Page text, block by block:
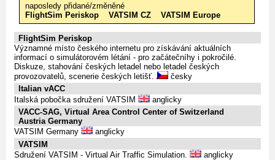
naposledy přidané/změněné
FlightSim Periskop
VATSIM CZ VATSIM Europe
FlightSim Periskop
Významné místo českého internetu pro získávání aktuálních
informací o simulátorovém létání - pro začátečníhy i pokročilé.
Diskuze, stahování českých letadel nebo letadel českých
provozovatelů, scenerie českých letišť.
česky
Italian vACC
Italská pobočka sdružení VATSIM
anglicky
VACC-SAG, Virtual Area Control Center of Switzerland
Austria Germany
VATSIM Germany
anglicky
VATSIM
Sdružení VATSIM - Virtual Air Traffic Simulation.
anglicky